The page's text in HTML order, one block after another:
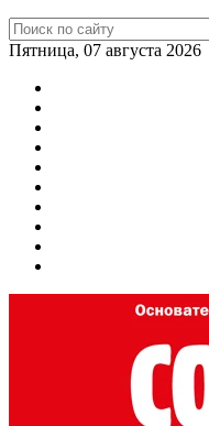
Пятница, 07 августа 2026